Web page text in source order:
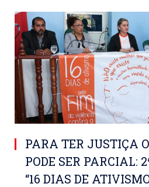
PARA TER JUSTIÇA
PODE SER PARCIAL:
“16 DIAS DE